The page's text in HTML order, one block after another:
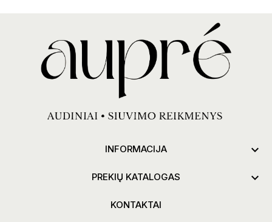
INFORMACIJA 
PREKIŲ KATALOGAS 
KONTAKTAI